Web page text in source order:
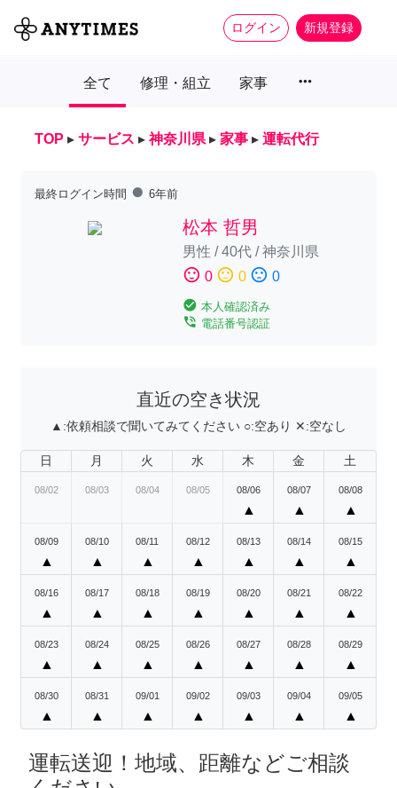
ログイン 新規登録
全て 修理・組立 家事 more_horiz
TOP ▸ サービス ▸ 神奈川県 ▸ 家事 ▸ 運転代行
最終ログイン時間 fiber_manual_record 6年前
松本 哲男
男性 /40代/神奈川県
sentiment_satisfied 0 sentiment_neutral 0 sentiment_dissatisfied 0
check_circle 本人確認済み
phone_in_talk 電話番号認証
直近の空き状況
▲:依頼相談で聞いてみてください ○:空あり ✕:空なし
日 月 火 水 木 金 土
08/02 08/03 08/04 08/05 08/06
▲
08/07
▲
08/08
▲
08/09
▲
08/10
▲
08/11
▲
08/12
▲
08/13
▲
08/14
▲
08/15
▲
08/16
▲
08/17
▲
08/18
▲
08/19
▲
08/20
▲
08/21
▲
08/22
▲
08/23
▲
08/24
▲
08/25
▲
08/26
▲
08/27
▲
08/28
▲
08/29
▲
08/30
▲
08/31
▲
09/01
▲
09/02
▲
09/03
▲
09/04
▲
09/05
▲
運転送迎！地域、距離などご相談